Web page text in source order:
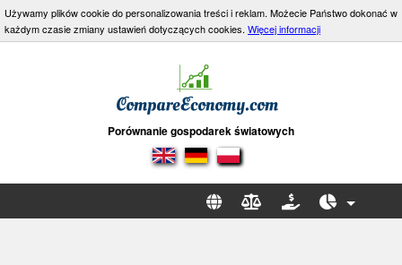
Używamy plików cookie do personalizowania treści i reklam. Możecie Państwo dokonać w
każdym czasie zmiany ustawień dotyczących cookies. Więcej informacji
Porównanie gospodarek światowych